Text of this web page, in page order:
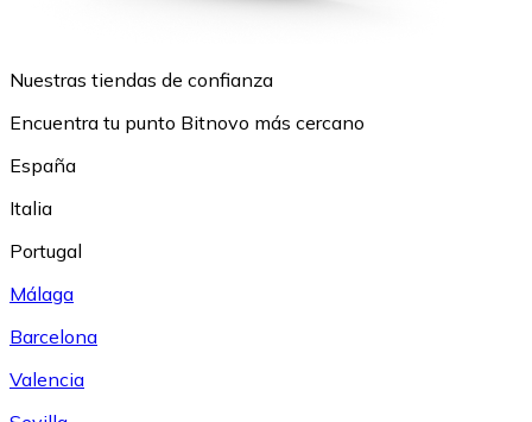
Nuestras tiendas de confianza
Encuentra tu punto Bitnovo más cercano
España
Italia
Portugal
Málaga
Barcelona
Valencia